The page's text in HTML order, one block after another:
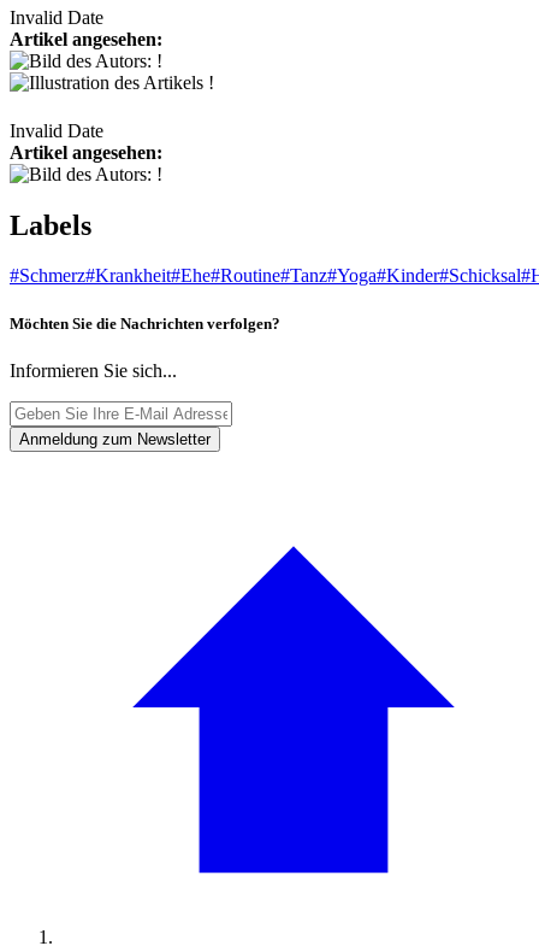
Invalid Date
Artikel angesehen:
Invalid Date
Artikel angesehen:
Labels
#Schmerz#Krankheit#Ehe#Routine#Tanz#Yoga#Kinder#Schicksal
Möchten Sie die Nachrichten verfolgen?
Informieren Sie sich...
Anmeldung zum Newsletter